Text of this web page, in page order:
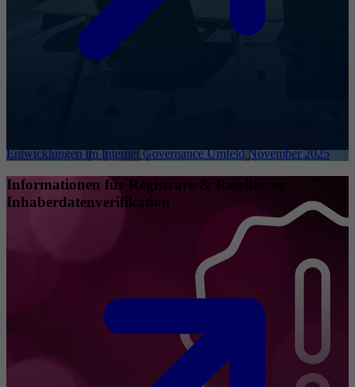
Entwicklungen im Internet Governance Umfeld November 2025
Informationen für Registrare & Reseller zu
Inhaberdatenverifikation